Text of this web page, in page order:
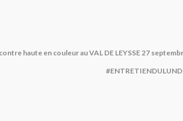
haute en couleur au VAL DE LEYSSE 27